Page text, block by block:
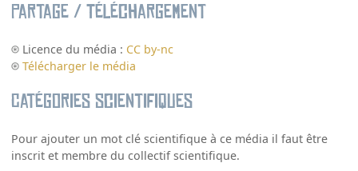
Partage / Téléchargement
Licence du média : CC by-nc
Télécharger le média
Catégories scientifiques
Pour ajouter un mot clé scientifique à ce média il faut être
inscrit et membre du collectif scientifique.